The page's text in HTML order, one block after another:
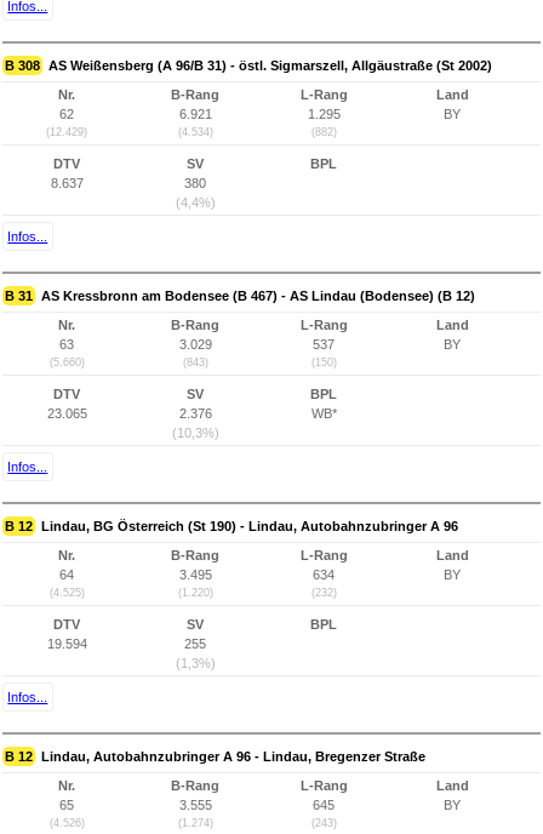
Infos...
B 308 AS Weißensberg (A 96/B 31) - östl. Sigmarszell, Allgäustraße (St 2002)
Nr.
62
(12.429)
B-Rang
6.921
(4.534)
L-Rang
1.295
(882)
Land
BY
DTV
8.637
SV
380
(4,4%)
BPL
Infos...
B 31 AS Kressbronn am Bodensee (B 467) - AS Lindau (Bodensee) (B 12)
Nr.
63
(5.660)
B-Rang
3.029
(843)
L-Rang
537
(150)
Land
BY
DTV
23.065
SV
2.376
(10,3%)
BPL
WB*
Infos...
B 12 Lindau, BG Österreich (St 190) - Lindau, Autobahnzubringer A 96
Nr.
64
(4.525)
B-Rang
3.495
(1.220)
L-Rang
634
(232)
Land
BY
DTV
19.594
SV
255
(1,3%)
BPL
Infos...
B 12 Lindau, Autobahnzubringer A 96 - Lindau, Bregenzer Straße
Nr.
65
(4.526)
B-Rang
3.555
(1.274)
L-Rang
645
(243)
Land
BY